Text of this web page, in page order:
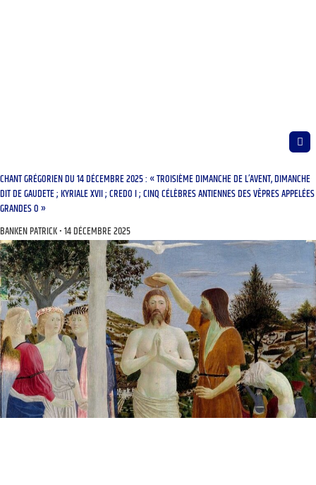
CHANT GRÉGORIEN DU 14 DÉCEMBRE 2025 : « TROISIÈME DIMANCHE DE L’AVENT, DIMANCHE
DIT DE GAUDETE ; KYRIALE XVII ; CREDO I ; CINQ CÉLÈBRES ANTIENNES DES VÊPRES APPELÉES
GRANDES O »
BANKEN PATRICK 14 DÉCEMBRE 2025